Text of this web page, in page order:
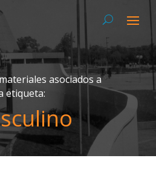
asociados a
etiqueta: